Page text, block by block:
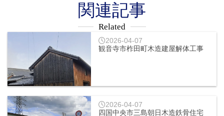
関連記事
Related
2026-04-07
観音寺市柞田町木造建屋解体工事
2026-04-07
四国中央市三島朝日木造鉄骨住宅